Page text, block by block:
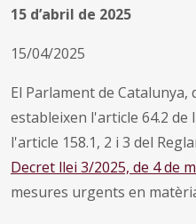
15 d’abril de 2025
15/04/2025
El Parlament de Catalunya,
estableixen l'article 64.2
l'article 158.1, 2 i 3 del
Decret llei 3/2025, de 4 de
mesures urgents en